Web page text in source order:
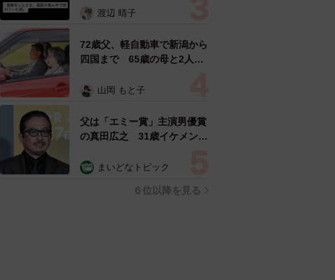
ようとした4日間 「命の重
表の訴え
渡辺 晴子
72歳父、軽自動車で新潟から
四国まで 65歳の母と2人で
憩まで分刻み… 「大学生で
山岡 もと子
父は「エミー賞」主演男優賞
の真田広之 31歳イケメン俳
「ガチヒロさんそっくり」
まいどなトピック
６位以降を見る